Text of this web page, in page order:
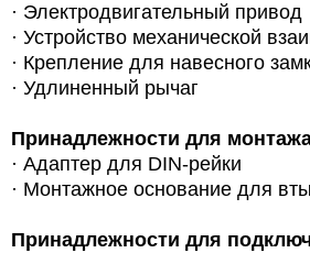
· Электродвигательный привод
· Устройство механической
· Крепление для навесного
· Удлиненный рычаг
Принадлежности для
· Адаптер для DIN-рейки
· Монтажное основание для
Принадлежности для